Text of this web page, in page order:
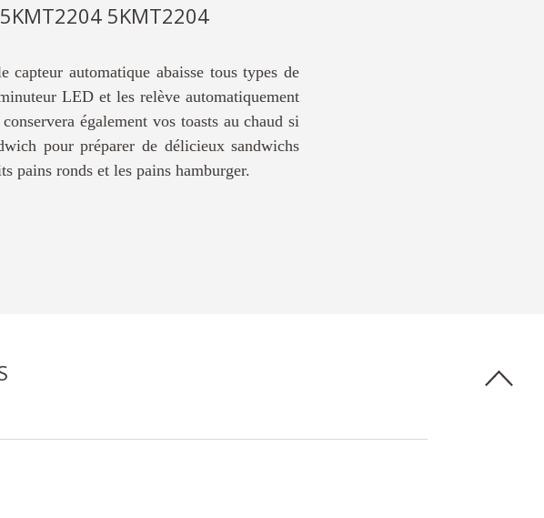
5KMT2204 5KMT2204
automatique abaisse tous types de
LED et les relève automatiquement
également vos toasts au chaud si
pour préparer de délicieux sandwichs
pains ronds et les pains hamburger.